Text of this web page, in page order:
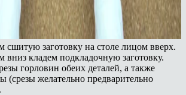
сшитую заготовку на столе лицом вверх.
вниз кладем подкладочную заготовку.
горловин обеих деталей, а также
(срезы желательно предварительно